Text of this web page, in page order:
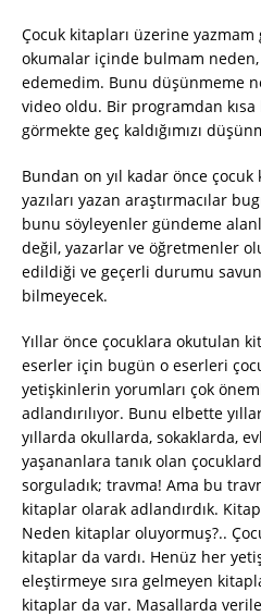
Çocuk kitapları üzerine
okumalar içinde bulmam
edemedim. Bunu düşünmeme
video oldu. Bir programdan
görmekte geç kaldığımızı
Bundan on yıl kadar önce
yazıları yazan araştırmacılar
bunu söyleyenler gündeme
değil, yazarlar ve öğretmenler
edildiği ve geçerli durumu
bilmeyecek.
Yıllar önce çocuklara okutulan
eserler için bugün o eserleri
yetişkinlerin yorumları çok
adlandırılıyor. Bunu elbette
yıllarda okullarda, sokaklarda,
yaşananlara tanık olan
sorguladık; travma! Ama bu
kitaplar olarak adlandırdık.
Neden kitaplar oluyormuş?..
kitaplar da vardı. Henüz her
eleştirmeye sıra gelmeyen
kitaplar da var. Masallarda